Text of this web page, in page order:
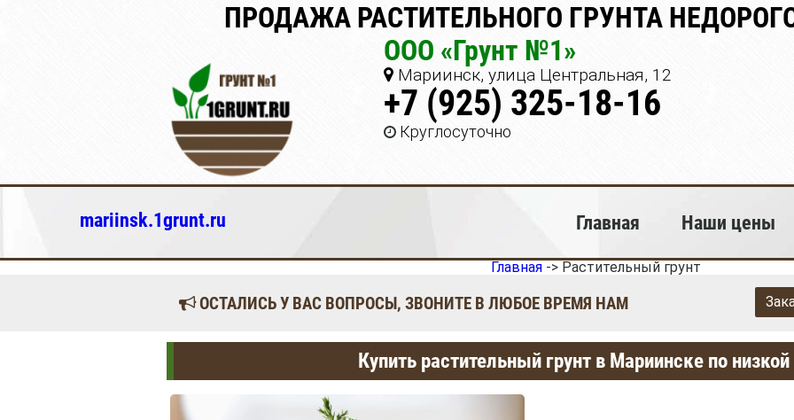
ПРОДАЖА РАСТИТЕЛЬНОГО ГРУНТА
ООО «Грунт №1»
Мариинск, улица Центральная, 12
+7 (925) 325-18-16
Круглосуточно
mariinsk.1grunt.ru Главная Наши цены
Главная-> Растительный грунт
ОСТАЛИСЬ У ВАС ВОПРОСЫ, ЗВОНИТЕ В ЛЮБОЕ ВРЕМЯ НАМ
Купить растительный грунт в Мариинске по